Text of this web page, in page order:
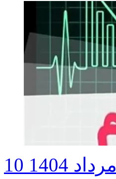
10 مرداد 1404